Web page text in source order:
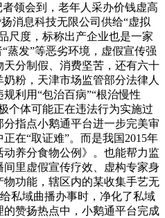
领会到，老年人采办价钱虚高
消息科技无限公司供给“虚拟
尺度，标称出产企业也是一家
蒸发”等恶劣环境，虚假宣传强
分制假、消费坚苦，还有六十
粉，天津市场监管部分法律人
利用“包治百病”“根治慢性
个体可能正在违法行为实施过
指点小鹅通平台进一步完美审
在“取证难”。而是我国2015年
养分食物公例》。也能帮力监
里虚假宣传疗效、虚构专家身
功能，辖区内的某收集手艺无
私域曲播办事时，净化了私域
赞扬热点中，小鹅通平台完成